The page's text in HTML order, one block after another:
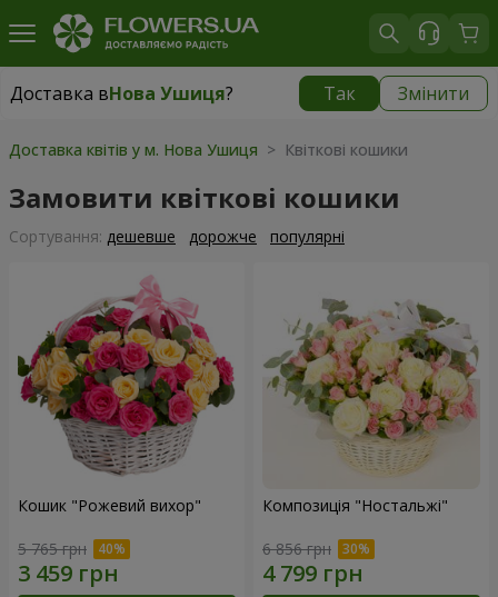
Доставка вНова Ушиця? Так Змінити
Доставка вНова Ушиця|
Доставка квітів у м. Нова Ушиця > Квіткові кошики
Замовити квіткові кошики
Сортування: дешевше дорожче популярні
Кошик "Рожевий вихор"
5 765 грн
Композиція "Ностальжі"
6 856 грн